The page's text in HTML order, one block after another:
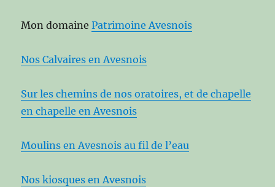
Mon domainePatrimoine Avesnois
Nos Calvaires en Avesnois
Sur les chemins de nos oratoires, et de chapelle
en chapelle en Avesnois
Moulins en Avesnois au fil de l’eau
Nos kiosques en Avesnois